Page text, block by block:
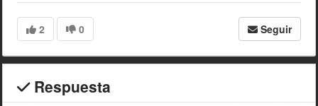
2 0 Seguir
Respuesta